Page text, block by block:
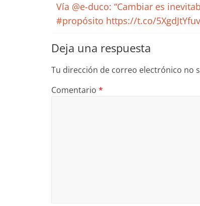
Vía @e-duco: “Cambiar es
#propósito https://t.co/5XgdJtYfuv
Deja una respuesta
Tu dirección de correo electrónico no
Comentario *